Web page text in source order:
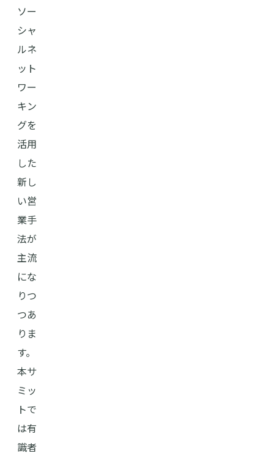
ソー
シャ
ルネ
ット
ワー
キン
グを
活用
した
新し
い営
業手
法が
主流
にな
りつ
つあ
りま
す。
本サ
ミッ
トで
は有
識者